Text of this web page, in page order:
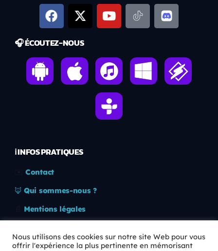
🎧 ÉCOUTEZ-NOUS
ℹ️ INFOS PRATIQUES
Contact
🦊 Qui sommes-nous ?
Mentions légales
🛡️ RGPD
Nous utilisons des cookies sur notre site Web pour vous
offrir l'expérience la plus pertinente en mémorisant